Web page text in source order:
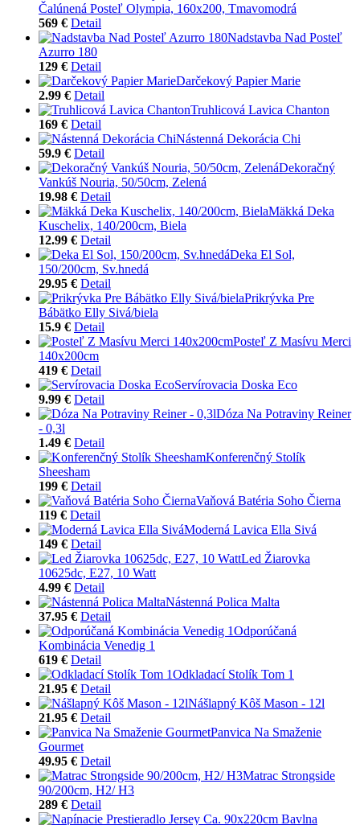
Čalúnená Posteľ Olympia, 160x200, Tmavomodrá
569 € Detail
Nadstavba Nad Posteľ
Azurro 180
129 € Detail
Darčekový Papier Marie
2.99 € Detail
Truhlicová Lavica Chanton
169 € Detail
Nástenná Dekorácia Chi
59.9 € Detail
Dekoračný
Vankúš Nouria, 50/50cm, Zelená
19.98 € Detail
Mäkká Deka
Kuschelix, 140/200cm, Biela
12.99 € Detail
Deka El Sol,
150/200cm, Sv.hnedá
29.95 € Detail
Prikrývka Pre
Bábätko Elly Sivá/biela
15.9 € Detail
Posteľ Z Masívu Merci
140x200cm
419 € Detail
Servírovacia Doska Eco
9.99 € Detail
Dóza Na Potraviny Reiner
- 0,3l
1.49 € Detail
Konferenčný Stolík
Sheesham
199 € Detail
Vaňová Batéria Soho Čierna
119 € Detail
Moderná Lavica Ella Sivá
149 € Detail
Led Žiarovka
10625dc, E27, 10 Watt
4.99 € Detail
Nástenná Polica Malta
37.95 € Detail
Odporúčaná
Kombinácia Venedig 1
619 € Detail
Odkladací Stolík Tom 1
21.95 € Detail
Nášlapný Kôš Mason - 12l
21.95 € Detail
Panvica Na Smaženie
Gourmet
49.95 € Detail
Matrac Strongside
90/200cm, H2/ H3
289 € Detail